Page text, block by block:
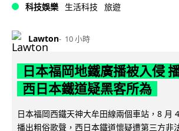
科技娛樂 生活科技 旅遊
Lawton 10 小時
日本福岡地鐵廣播被入侵
西日本鐵道疑黑客所為
日本福岡西鐵天神大牟田線兩個車站，8 月
播出粗俗歌聲，西日本鐵道懷疑遭第三方非